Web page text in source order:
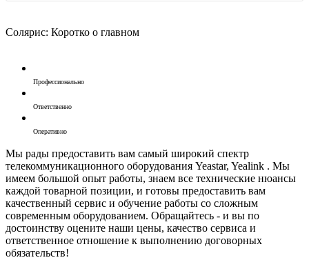
Солярис: Коротко о главном
Профессионально
Ответственно
Оперативно
Мы рады предоставить вам самый широкий спектр
телекоммуникационного оборудования Yeastar, Yealink . Мы
имеем большой опыт работы, знаем все технические нюансы
каждой товарной позиции, и готовы предоставить вам
качественный сервис и обучение работы со сложным
современным оборудованием. Обращайтесь - и вы по
достоинству оцените наши цены, качество сервиса и
ответственное отношение к выполнению договорных
обязательств!